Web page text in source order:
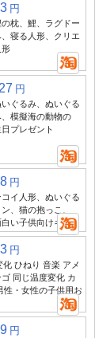
円
枕、鯉、ラグドー
寝る人形、クリエ
円
ぐるみ、ぬいぐる
模擬海の動物の
プレゼント
円
イ人形、ぬいぐる
、猫の抱っこ、
い子供向けギフト
円
ひねり 音楽 アメ
同じ温度変化 カ
性・女性の子供用お
円